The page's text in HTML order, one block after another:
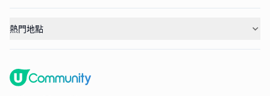
熱門地點